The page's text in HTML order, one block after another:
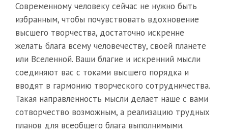
Современному человеку сейчас не нужно быть
избранным, чтобы почувствовать вдохновение
высшего творчества, достаточно искренне
желать блага всему человечеству, своей планете
или Вселенной. Ваши благие и искренний мысли
соединяют вас с токами высшего порядка и
вводят в гармонию творческого сотрудничества.
Такая направленность мысли делает наше с вами
сотворчество возможным, а реализацию трудных
планов для всеобщего блага выполнимыми.